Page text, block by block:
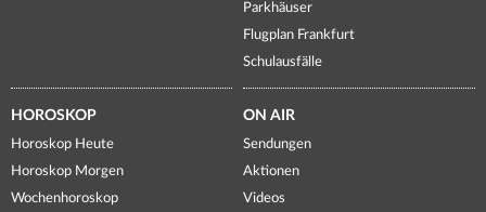
Parkhäuser
Flugplan Frankfurt
Schulausfälle
HOROSKOP
Horoskop Heute
Horoskop Morgen
Wochenhoroskop
ON AIR
Sendungen
Aktionen
Videos